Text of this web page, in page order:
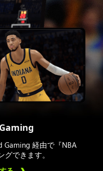
Gaming 経由で『NBA
できます。